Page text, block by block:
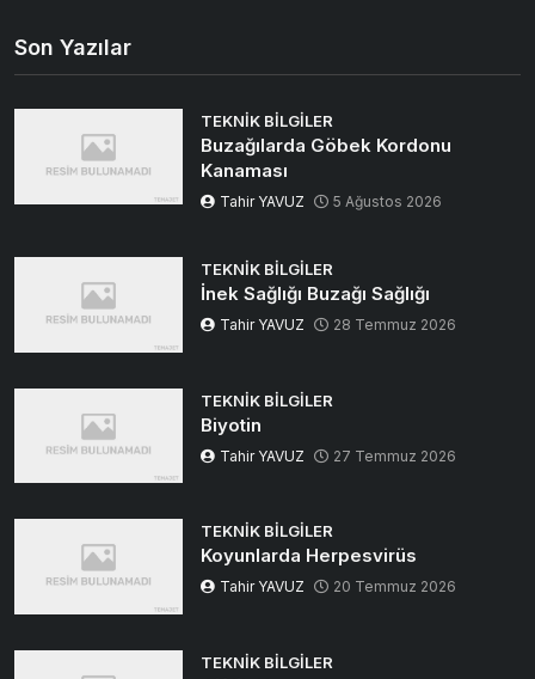
Son Yazılar
TEKNIK BILGILER
Buzağılarda Göbek Kordonu
Kanaması
Tahir YAVUZ 5 Ağustos 2026
TEKNIK BILGILER
İnek Sağlığı Buzağı Sağlığı
Tahir YAVUZ 28 Temmuz 2026
TEKNIK BILGILER
Biyotin
Tahir YAVUZ 27 Temmuz 2026
TEKNIK BILGILER
Koyunlarda Herpesvirüs
Tahir YAVUZ 20 Temmuz 2026
TEKNIK BILGILER